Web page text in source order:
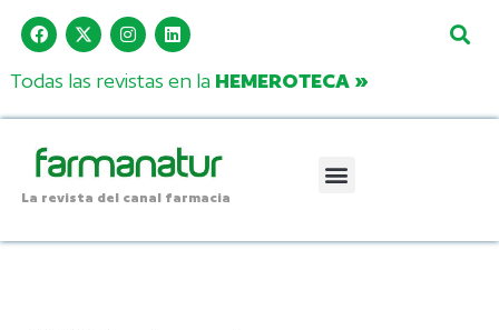
Todas las revistas en la HEMEROTECA »
La revista del canal farmacia